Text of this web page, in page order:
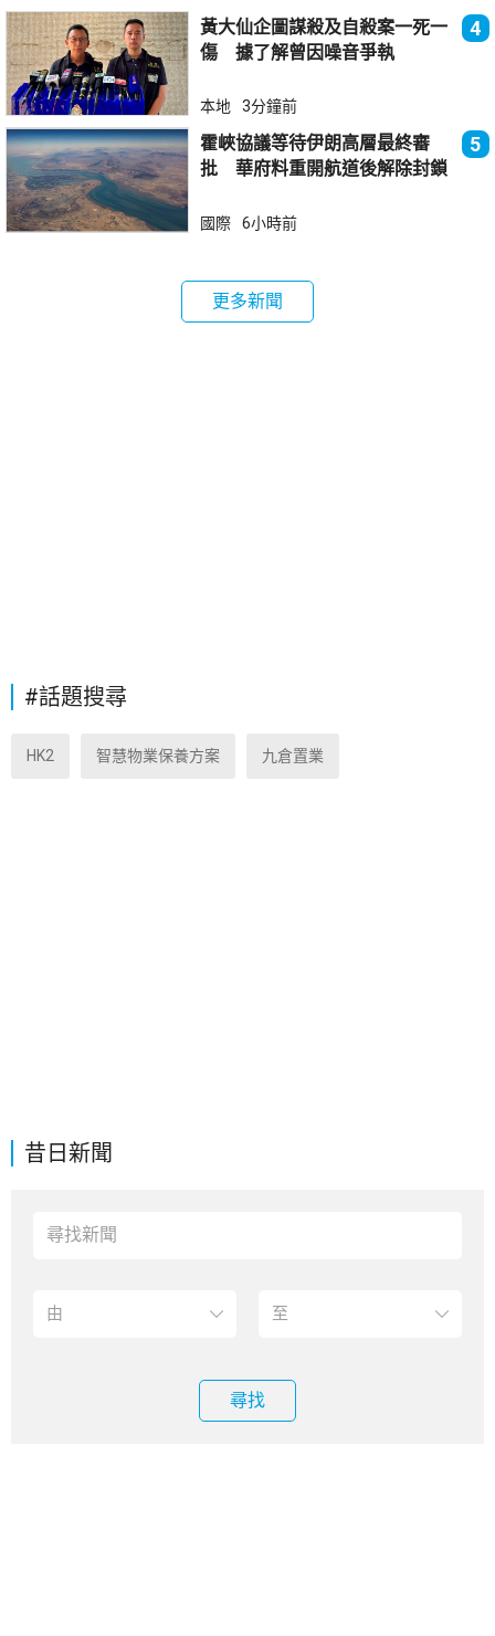
昔日新聞
尋找
黃大仙企圖謀殺及自殺案一死一
傷 據了解曾因噪音爭執
4
本地 3分鐘前
霍峽協議等待伊朗高層最終審
批 華府料重開航道後解除封鎖
5
國際 6小時前
更多新聞
#話題搜尋
HK2 智慧物業保養方案 九倉置業